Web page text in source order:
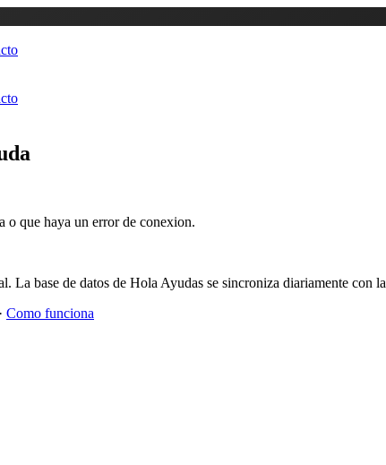
o que haya un error de conexion.
La base de datos de Hola Ayudas se sincroniza diariamente con la
· Como funciona